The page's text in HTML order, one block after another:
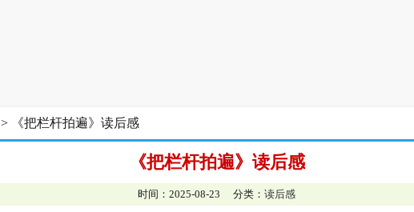
> 《把栏杆拍遍》读后感
《把栏杆拍遍》读后感
时间：2025-08-23 分类： 读后感